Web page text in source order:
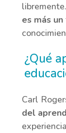
es más
¿Qué
Carl
del